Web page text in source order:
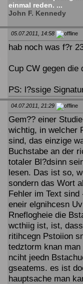
einmal reden. ...
John F. Kennedy
05.07.2011, 14:58
hab noch was f?r
Cup CW gegen
PS: l?ssige
04.07.2011, 21:29
Gem?? einer
wichtig, in welcher
sind, das einzige
Buchstabe an der
totaler Bl?dsinn
lesen. Das ist so,
sondern das Wort
Fehler im Text
eneir elgnihcesn
Rneflogheie die
wcthiig ist, ist,
ritihcegn Pstoiion
tedztorm knan
nciht jeedn
gseatems. es ist
hauptsache man